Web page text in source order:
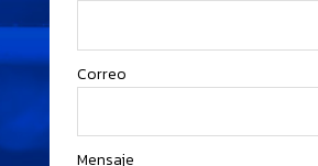
Correo
Mensaje